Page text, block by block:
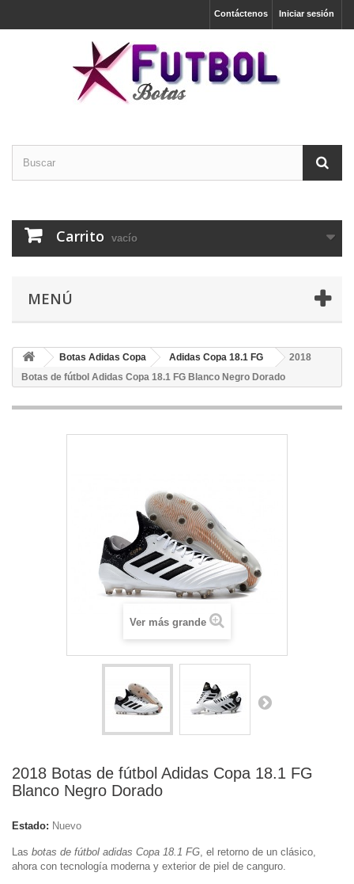
Iniciar sesión
Contáctenos
Carrito vacío
MENÚ
Botas Adidas Copa Adidas Copa 18.1 FG
2018
Botas de fútbol Adidas Copa 18.1 FG Blanco Negro Dorado
Ver más grande
2018 Botas de fútbol Adidas Copa 18.1 FG
Blanco Negro Dorado
Estado: Nuevo
Las botas de fútbol adidas Copa 18.1 FG, el retorno de un clásico,
ahora con tecnología moderna y exterior de piel de canguro.